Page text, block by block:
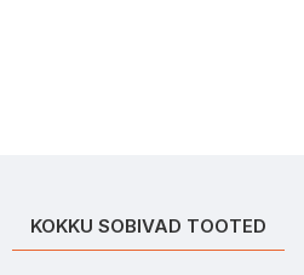
KOKKU SOBIVAD TOOTED